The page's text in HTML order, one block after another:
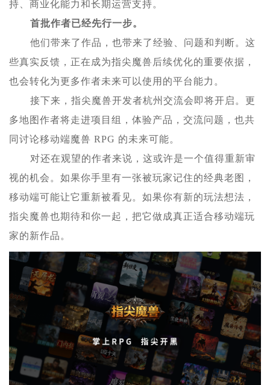
持、商业化能力和长期运营支持。
首批作者已经先行一步。
他们带来了作品，也带来了经验、问题和判断。这
些真实反馈，正在成为指尖魔兽后续优化的重要依据，
也会转化为更多作者未来可以使用的平台能力。
接下来，指尖魔兽开发者杭州交流会即将开启。更
多地图作者将走进项目组，体验产品，交流问题，也共
同讨论移动端魔兽 RPG 的未来可能。
对还在观望的作者来说，这或许是一个值得重新审
视的机会。如果你手里有一张被玩家记住的经典老图，
移动端可能让它重新被看见。如果你有新的玩法想法，
指尖魔兽也期待和你一起，把它做成真正适合移动端玩
家的新作品。